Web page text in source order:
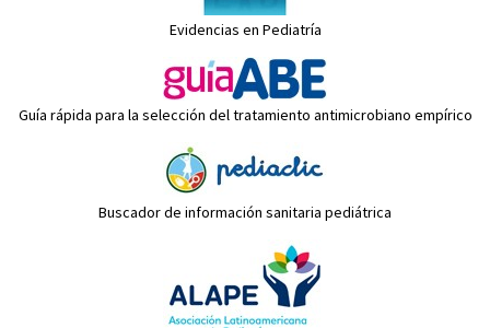
Evidencias en Pediatría
Guía rápida para la selección del tratamiento antimicrobiano empírico
Buscador de información sanitaria pediátrica